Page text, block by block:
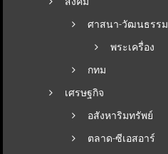
ศาสนา-วัฒนธรรม
พระเครื่อง
กทม
เศรษฐกิจ
อสังหาริมทรัพย์
ตลาด-ซีเอสอาร์